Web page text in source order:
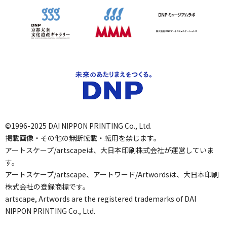
©1996-2025 DAI NIPPON PRINTING Co., Ltd.
掲載画像・その他の無断転載・転用を禁じます。
アートスケープ/artscapeは、大日本印刷株式会社が運営していま
す。
アートスケープ/artscape、アートワード/Artwordsは、大日本印刷
株式会社の登録商標です。
artscape, Artwords are the registered trademarks of DAI
NIPPON PRINTING Co., Ltd.